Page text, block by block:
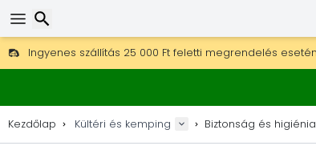
Ingyenes szállítás 25 000 Ft feletti megrendelés
30 nap a visszaküldésre, 90 nap a fa térképekre és
Kezdőlap Kültéri és kemping Biztonság és higiénia